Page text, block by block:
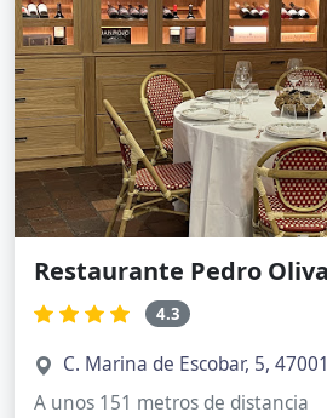
Restaurante Pedro
4.3
C. Marina de Escobar, 5,
A unos 151 metros de distancia